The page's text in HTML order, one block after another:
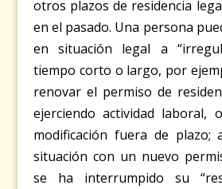
otros plazos de residencia
en el pasado. Una persona
en situación legal a
tiempo corto o largo, por
renovar el permiso de
ejerciendo actividad laboral,
modificación fuera de plazo;
situación con un nuevo
se ha interrumpido su